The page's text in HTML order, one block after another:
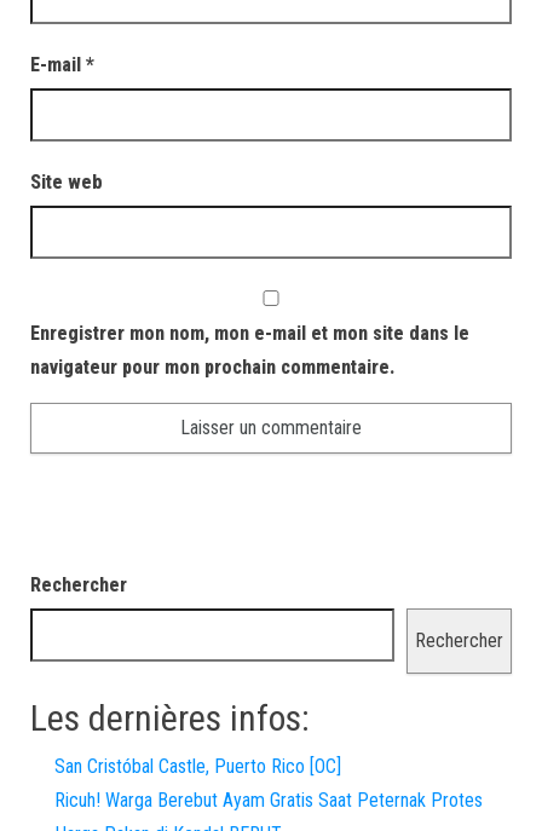
E-mail *
Site web
Enregistrer mon nom, mon e-mail et mon site dans le
navigateur pour mon prochain commentaire.
Rechercher
Rechercher
Les dernières infos:
San Cristóbal Castle, Puerto Rico [OC]
Ricuh! Warga Berebut Ayam Gratis Saat Peternak Protes